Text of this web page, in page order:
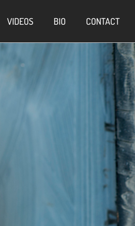
VIDEOS BIO CONTACT